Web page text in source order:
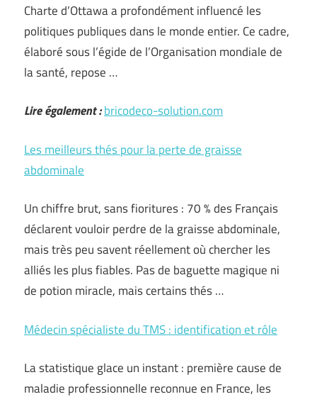
Charte d’Ottawa a profondément influencé les
politiques publiques dans le monde entier. Ce cadre,
élaboré sous l’égide de l’Organisation mondiale de
la santé, repose …
Lire également :bricodeco-solution.com
Les meilleurs thés pour la perte de graisse
abdominale
Un chiffre brut, sans fioritures : 70 % des Français
déclarent vouloir perdre de la graisse abdominale,
mais très peu savent réellement où chercher les
alliés les plus fiables. Pas de baguette magique ni
de potion miracle, mais certains thés …
Médecin spécialiste du TMS : identification et rôle
La statistique glace un instant : première cause de
maladie professionnelle reconnue en France, les